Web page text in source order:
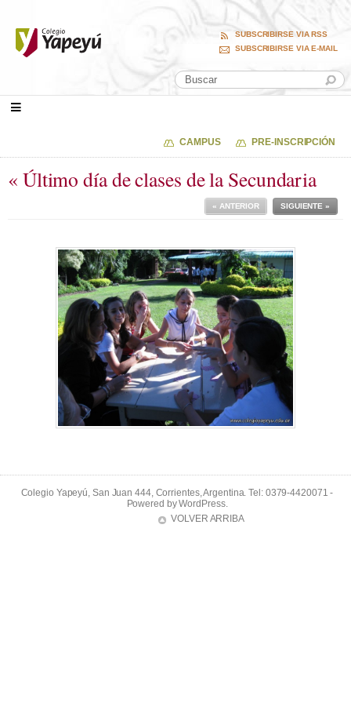
SUBSCRIBIRSE VIA RSS
SUBSCRIBIRSE VIA E-MAIL
CAMPUS PRE-INSCRIPCIÓN
« Último día de clases de la Secundaria
SIGUIENTE »
« ANTERIOR
Colegio Yapeyú, San Juan 444, Corrientes, Argentina. Tel: 0379-4420071 -
Powered byWordPress.
VOLVER ARRIBA